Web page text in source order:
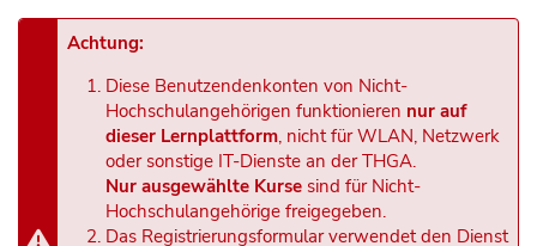
Achtung:
Diese Benutzendenkonten von Nicht-
Hochschulangehörigen funktionieren nur auf
dieser Lernplattform, nicht für WLAN, Netzwerk
oder sonstige IT-Dienste an der THGA.
Nur ausgewählte Kurse sind für Nicht-
Hochschulangehörige freigegeben.
Das Registrierungsformular verwendet den Dienst